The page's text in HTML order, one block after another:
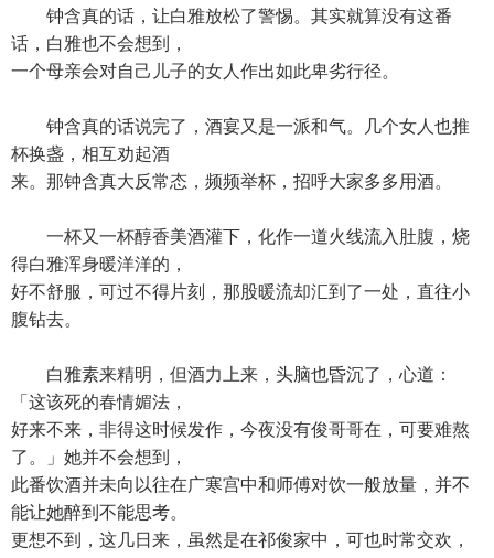
钟含真的话，让白雅放松了警惕。其实就算没有这番
话，白雅也不会想到，
一个母亲会对自己儿子的女人作出如此卑劣行径。
钟含真的话说完了，酒宴又是一派和气。几个女人也推
杯换盏，相互劝起酒
来。那钟含真大反常态，频频举杯，招呼大家多多用酒。
一杯又一杯醇香美酒灌下，化作一道火线流入肚腹，烧
得白雅浑身暖洋洋的，
好不舒服，可过不得片刻，那股暖流却汇到了一处，直往小
腹钻去。
白雅素来精明，但酒力上来，头脑也昏沉了，心道：
「这该死的春情媚法，
好来不来，非得这时候发作，今夜没有俊哥哥在，可要难熬
了。」她并不会想到，
此番饮酒并未向以往在广寒宫中和师傅对饮一般放量，并不
能让她醉到不能思考。
更想不到，这几日来，虽然是在祁俊家中，可也时常交欢，